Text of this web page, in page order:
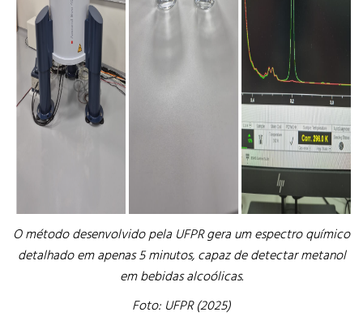
O método desenvolvido pela UFPR gera um espectro químico
detalhado em apenas 5 minutos, capaz de detectar metanol
em bebidas alcoólicas.
Foto: UFPR (2025)